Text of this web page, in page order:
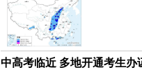
中高考临近 多地开通考生办